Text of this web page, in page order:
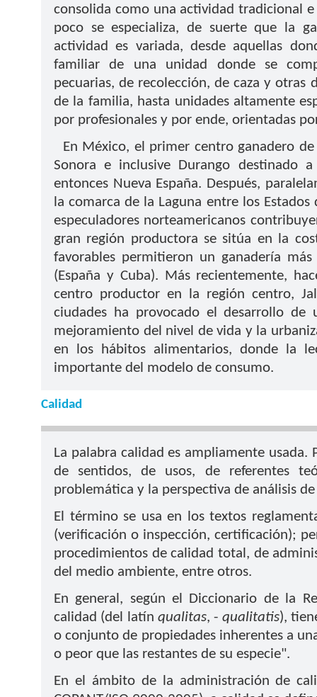
consolida como una actividad tradicional
poco se especializa, de suerte que la
actividad es variada, desde aquellas
familiar de una unidad donde se
pecuarias, de recolección, de caza y
de la familia, hasta unidades altamente
por profesionales y por ende, orientadas
En México, el primer centro ganadero
Sonora e inclusive Durango destinado
entonces Nueva España. Después,
la comarca de la Laguna entre los
especuladores norteamericanos
gran región productora se sitúa en la
favorables permitieron un ganadería
(España y Cuba). Más recientemente,
centro productor en la región centro,
ciudades ha provocado el desarrollo de
mejoramiento del nivel de vida y la
en los hábitos alimentarios, donde la
importante del modelo de consumo.
Calidad
La palabra calidad es ampliamente
de sentidos, de usos, de referentes
problemática y la perspectiva de análisis
El término se usa en los textos
(verificación o inspección, certificación);
procedimientos de calidad total, de
del medio ambiente, entre otros.
En general, según el Diccionario de la
calidad (del latín qualitas, - qualitatis),
o conjunto de propiedades inherentes a
o peor que las restantes de su especie".
En el ámbito de la administración de